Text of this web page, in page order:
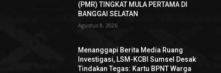
(PMR) TINGKAT MULA PERTAMA DI
BANGGAI SELATAN
Agustus 8, 2026
Menanggapi Berita Media Ruang
Investigasi, LSM-KCBI Sumsel Desak
Tindakan Tegas: Kartu BPNT Warga